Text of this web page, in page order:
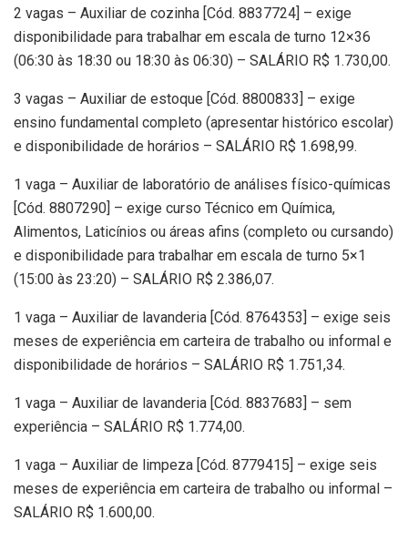
2 vagas – Auxiliar de cozinha [Cód. 8837724] – exige
disponibilidade para trabalhar em escala de turno 12×36
(06:30 às 18:30 ou 18:30 às 06:30) – SALÁRIO R$ 1.730,00.
3 vagas – Auxiliar de estoque [Cód. 8800833] – exige
ensino fundamental completo (apresentar histórico escolar)
e disponibilidade de horários – SALÁRIO R$ 1.698,99.
1 vaga – Auxiliar de laboratório de análises físico-químicas
[Cód. 8807290] – exige curso Técnico em Química,
Alimentos, Laticínios ou áreas afins (completo ou cursando)
e disponibilidade para trabalhar em escala de turno 5×1
(15:00 às 23:20) – SALÁRIO R$ 2.386,07.
1 vaga – Auxiliar de lavanderia [Cód. 8764353] – exige seis
meses de experiência em carteira de trabalho ou informal e
disponibilidade de horários – SALÁRIO R$ 1.751,34.
1 vaga – Auxiliar de lavanderia [Cód. 8837683] – sem
experiência – SALÁRIO R$ 1.774,00.
1 vaga – Auxiliar de limpeza [Cód. 8779415] – exige seis
meses de experiência em carteira de trabalho ou informal –
SALÁRIO R$ 1.600,00.